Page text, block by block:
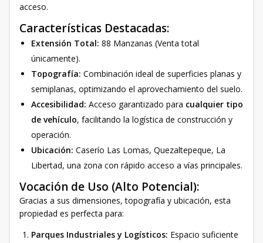
acceso.
Características Destacadas:
Extensión Total: 88 Manzanas (Venta total
únicamente).
Topografía: Combinación ideal de superficies planas y
semiplanas, optimizando el aprovechamiento del suelo.
Accesibilidad: Acceso garantizado para cualquier tipo
de vehículo, facilitando la logística de construcción y
operación.
Ubicación: Caserío Las Lomas, Quezaltepeque, La
Libertad, una zona con rápido acceso a vías principales.
Vocación de Uso (Alto Potencial):
Gracias a sus dimensiones, topografía y ubicación, esta
propiedad es perfecta para:
Parques Industriales y Logísticos: Espacio suficiente